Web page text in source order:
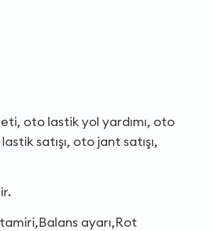
oto lastik yol yardımı, oto
satışı, oto jant satışı,
ayarı,Rot